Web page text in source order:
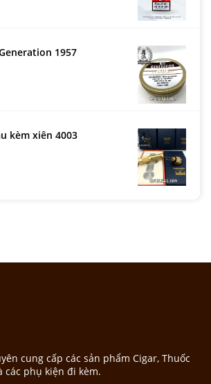
1957
kèm xiên 4003
cung cấp các sản phẩm Cigar, Thuốc
các phụ kiện đi kèm.